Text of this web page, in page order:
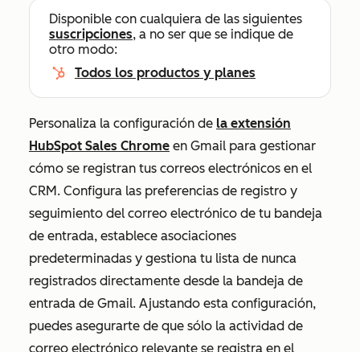
Disponible con cualquiera de las siguientes
suscripciones, a no ser que se indique de
otro modo:
Todos los productos y planes
Personaliza la configuración de la extensión
HubSpot Sales Chrome en Gmail para gestionar
cómo se registran tus correos electrónicos en el
CRM. Configura las preferencias de registro y
seguimiento del correo electrónico de tu bandeja
de entrada, establece asociaciones
predeterminadas y gestiona tu lista de nunca
registrados directamente desde la bandeja de
entrada de Gmail. Ajustando esta configuración,
puedes asegurarte de que sólo la actividad de
correo electrónico relevante se registra en el